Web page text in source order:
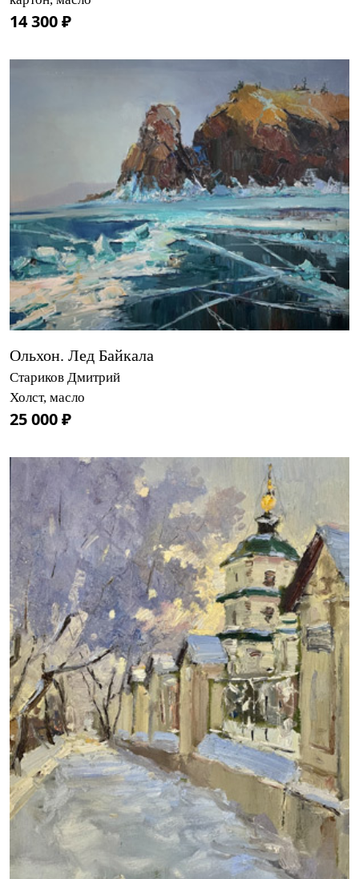
14 300 ₽
Ольхон. Лед Байкала
Стариков Дмитрий
Холст, масло
25 000 ₽